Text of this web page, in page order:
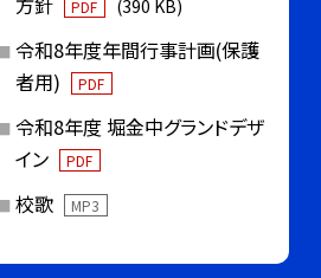
PDF (390 KB)
令和8年度年間行事計画(保護
者用)
PDF
令和8年度 堀金中グランドデザ
イン
PDF
校歌 MP3